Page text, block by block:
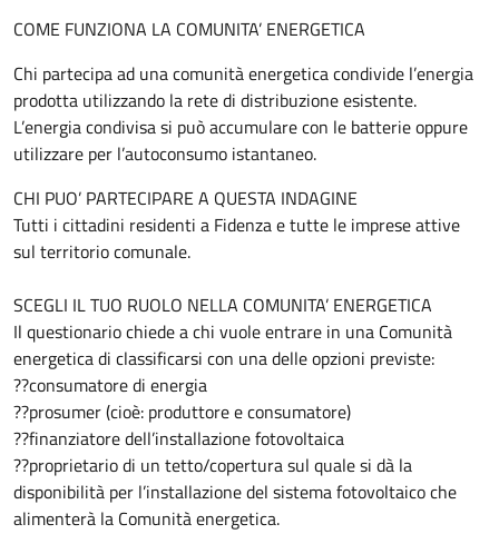
COME FUNZIONA LA COMUNITA’ ENERGETICA
Chi partecipa ad una comunità energetica condivide l’energia
prodotta utilizzando la rete di distribuzione esistente.
L’energia condivisa si può accumulare con le batterie oppure
utilizzare per l’autoconsumo istantaneo.
CHI PUO’ PARTECIPARE A QUESTA INDAGINE
Tutti i cittadini residenti a Fidenza e tutte le imprese attive
sul territorio comunale.
SCEGLI IL TUO RUOLO NELLA COMUNITA’ ENERGETICA
Il questionario chiede a chi vuole entrare in una Comunità
energetica di classificarsi con una delle opzioni previste:
??consumatore di energia
??prosumer (cioè: produttore e consumatore)
??finanziatore dell’installazione fotovoltaica
??proprietario di un tetto/copertura sul quale si dà la
disponibilità per l’installazione del sistema fotovoltaico che
alimenterà la Comunità energetica.